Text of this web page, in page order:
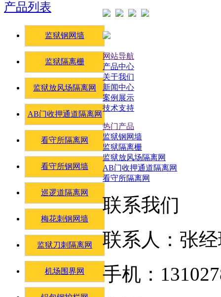
产品列表
监狱钢网墙
监狱隔离栅
监狱放风场隔离网
AB门收押通道隔离网
看守所隔离网
看守所钢网墙
巡逻道隔离网
梅花刺钢网墙
监狱刀刺隔离网
机场围界网
网站导航
产品中心
关于我们
新闻中心
案例展示
技术支持
热门产品
监狱钢网墙
监狱隔离栅
监狱放风场隔离网
AB门收押通道隔离网
看守所隔离网
联系我们
联系人：张
手机：